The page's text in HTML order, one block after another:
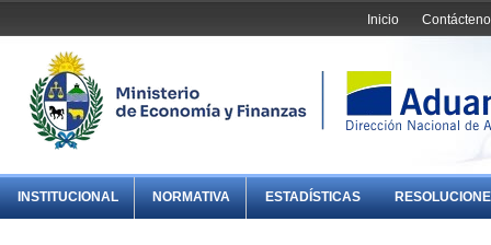
Inicio
INSTITUCIONAL NORMATIVA ESTADÍSTICAS